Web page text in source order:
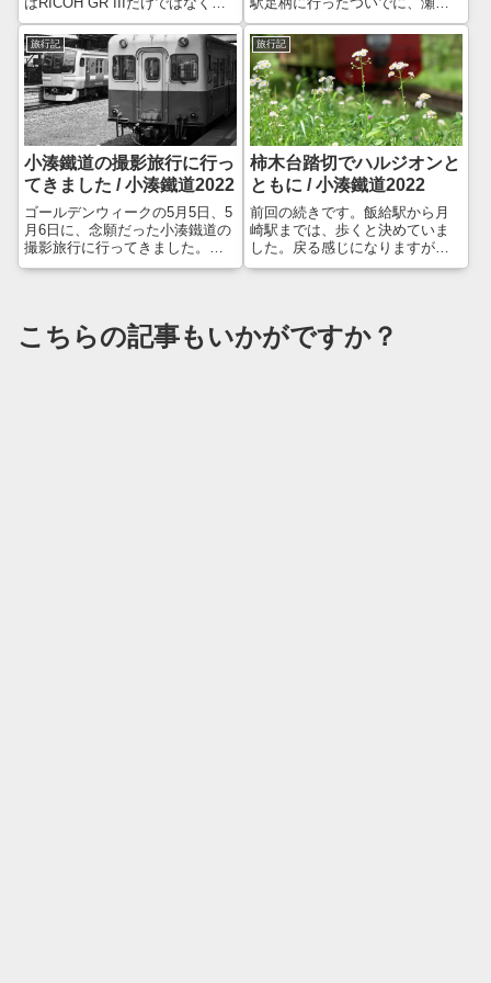
Leica M7も持って行っていまし
た。何とかフィルムを撮りきっ
てしまいたかったのですが、貧
乏性が祟ってなかなか枚数が進
みません😅デジタルに...
屋敷に立ち寄ったのですが、こ
こが素晴らしかったので、今日
も見学しようと思い、まずは瀬
戸屋敷に向かいました。ところ
が…駐車場が満車 orz仕方なく通
り過ぎた...
旅行記
小湊鐵道の撮影旅行に行っ
てきました / 小湊鐵道2022
ゴールデンウィークの5月5日、5
月6日に、念願だった小湊鐵道の
撮影旅行に行ってきました。炎
天下で何時間も列車を待った
か？と言いますと、完全に中井
精也さんの影...
旅行記
柿木台踏切でハルジオンと
ともに / 小湊鐵道2022
前回の続きです。飯給駅から月
崎駅までは、歩くと決めていま
した。戻る感じになりますが、
列車から何箇所か撮影できそう
差までは見えません。結構な上
り坂を登っ...
こちらの記事もいかがですか？